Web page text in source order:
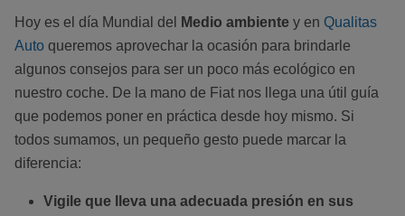
Hoy es el día Mundial del Medio ambiente y en Qualitas
Auto queremos aprovechar la ocasión para brindarle
algunos consejos para ser un poco más ecológico en
nuestro coche. De la mano de Fiat nos llega una útil guía
que podemos poner en práctica desde hoy mismo. Si
todos sumamos, un pequeño gesto puede marcar la
diferencia:
Vigile que lleva una adecuada presión en sus